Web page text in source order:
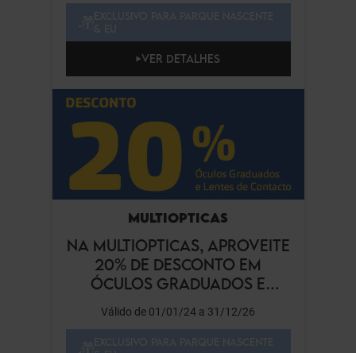
VER DETALHES
MULTIOPTICAS
NA MULTIOPTICAS, APROVEITE
20% DE DESCONTO EM
ÓCULOS GRADUADOS E
LENTES DE CONTACTO
Válido de 01/01/24 a 31/12/26